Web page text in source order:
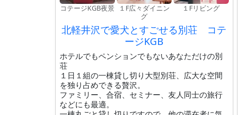
コテージKGB夜景
１F広々ダイニン
グ
１Fリビング
北軽井沢で愛犬とすごせる別荘 コテ
ージKGB
ホテルでもペンションでもないあなただけの別
荘
１日１組の一棟貸し切り大型別荘、広大な空間
を独り占めできる贅沢。
ファミリー、合宿、セミナー、友人同士の旅行
などにも最適。